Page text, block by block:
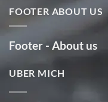
FOOTER ABOUT US
Footer - About us
UBER MICH